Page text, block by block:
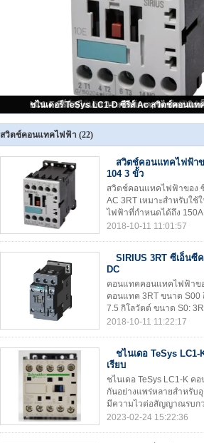
สวิตช์คอนแทคไฟฟ้า (22)
สวิตช์คอนแทคไฟฟ้าข
104 3 ขั้ว
สวิตช์คอนแทคไฟฟ้าของ
AC 3RT เหมาะสำหรับใช้
ไฟฟ้าที่กำหนดได้ถึง 150A
2018-10-11 11:01:57
SIRIUS 3RT ซีเอ็น
DC
คอนแทคคอนแทคไฟฟ้าข
คอนแทค 3RT ขนาด S00
7.5 กิโลวัตต์ ขนาด S0:
2018-10-11 11:22:17
ชไนเดอ TeSys
เรียบ
ชไนเดอ TeSys LC1-K
กันอย่างแพร่หลายสำหรับ
มีความไวต่อสัญญาณรบก
2023-02-24 15:22:36